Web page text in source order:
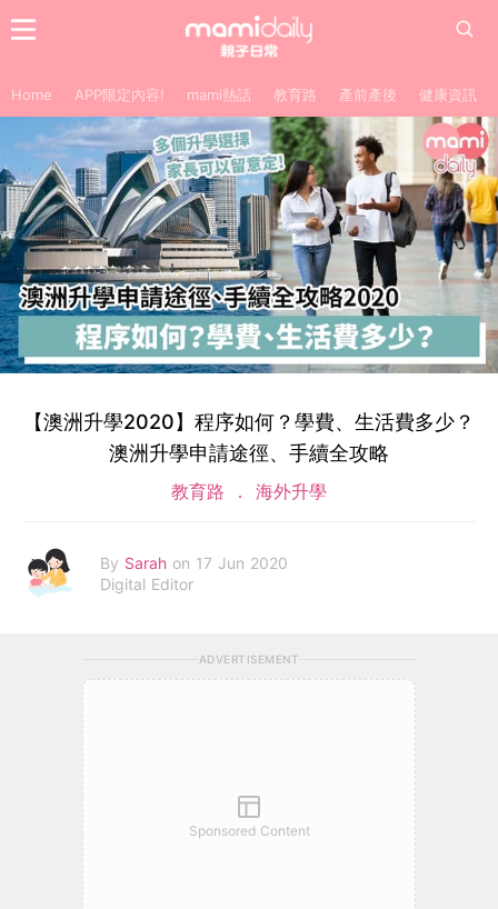
Home APP限定內容! mami熱話 教育路 產前產後 健康資訊
【澳洲升學2020】程序如何？學費、生活費多少？
澳洲升學申請途徑、手續全攻略
教育路 海外升學
By Sarah on 17 Jun 2020
Digital Editor
ADVERTISEMENT
Sponsored Content